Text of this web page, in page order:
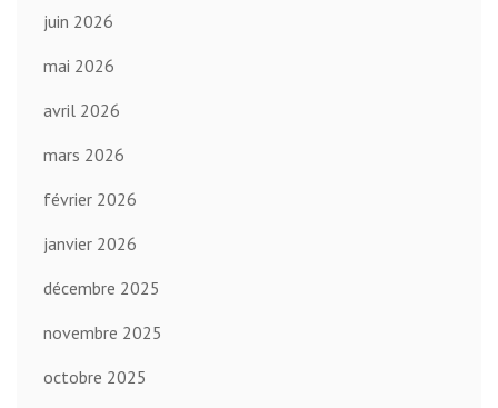
juin 2026
mai 2026
avril 2026
mars 2026
février 2026
janvier 2026
décembre 2025
novembre 2025
octobre 2025